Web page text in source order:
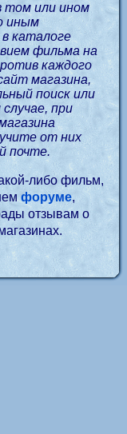
том или ином
иным
каталоге
фильма на
каждого
магазина,
поиск или
при
от них
почте.
либо фильм,
форуме,
отзывам о